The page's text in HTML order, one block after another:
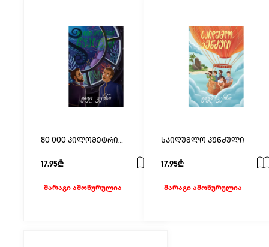
80 000 კილომეტრი
17.95₾
მარაგი ამოწურულია
საიდუმლო კუნძული
17.95₾
მარაგი ამოწურულია